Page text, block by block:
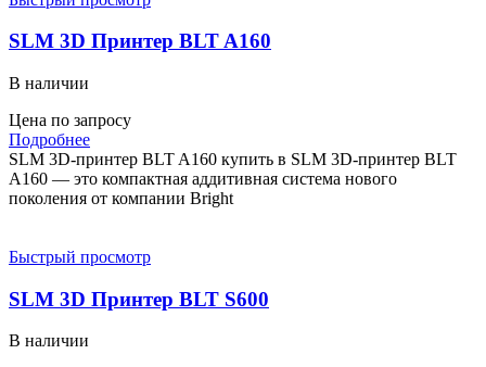
SLM 3D Принтер BLT A160
В наличии
Цена по запросу
Подробнее
SLM 3D-принтер BLT A160 купить в SLM 3D-принтер BLT
A160 — это компактная аддитивная система нового
поколения от компании Bright
Быстрый просмотр
SLM 3D Принтер BLT S600
В наличии